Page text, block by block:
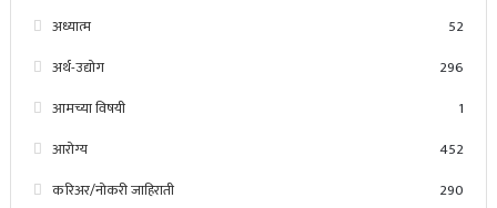
अध्यात्म
52
अर्थ-उद्योग
296
आमच्या विषयी
1
आरोग्य
452
करिअर/नोकरी जाहिराती
290